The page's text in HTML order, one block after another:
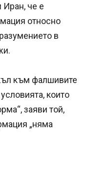
че е
относно
в
към фалшивите
които
заяви той,
„няма